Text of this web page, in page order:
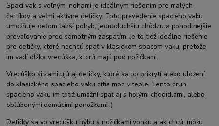
Spací vak s voľnými nohami je ideálnym riešením pre malých
čertíkov a veľmi aktívne detičky. Toto prevedenie spacieho vaku
umožňuje deťom ľahší pohyb, jednoduchšiu chôdzu a pohodlnejšie
prevaľovanie pred samotným zaspatím. Je to tiež ideálne riešenie
pre detičky, ktoré nechcú spať v klasickom spacom vaku, pretože
im vadí dĺžka vrecúška, ktorú majú pod nožičkami.
Vrecúško si zamilujú aj detičky, ktoré sa po prikrytí alebo uložení
do klasického spacieho vaku cítia moc v teple. Tento druh
spacieho vaku im totiž umožní spať aj s holými chodidlami, alebo
obľúbenými domácimi ponožkami :)
Detičky sa vo vrecúšku hýbu s nožičkami vonku a ak chcú, môžu